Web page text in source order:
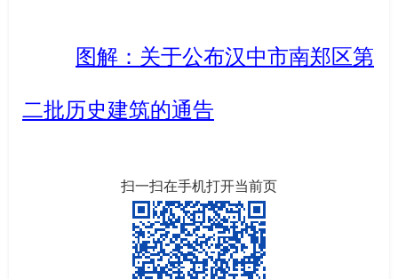
图解：关于公布汉中市南郑区第
二批历史建筑的通告
扫一扫在手机打开当前页